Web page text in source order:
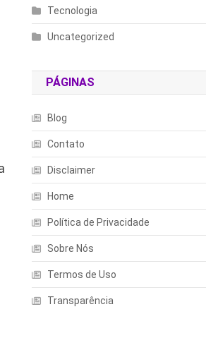
Tecnologia
Uncategorized
PÁGINAS
Blog
Contato
Disclaimer
Home
Política de Privacidade
Sobre Nós
Termos de Uso
Transparência